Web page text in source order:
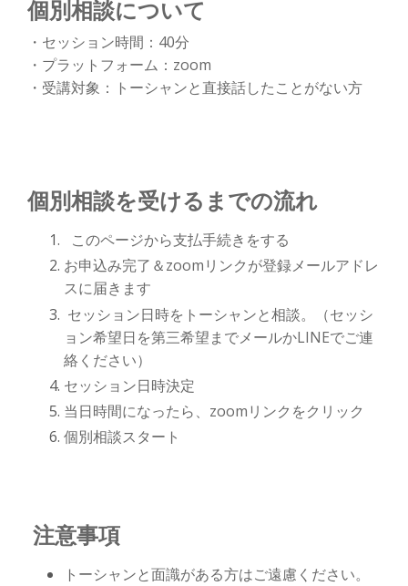
個別相談について
・セッション時間：40分
・プラットフォーム：zoom
・受講対象：トーシャンと直接話したことがない方
個別相談を受けるまでの流れ
このページから支払手続きをする
お申込み完了＆zoomリンクが登録メールアドレ
スに届きます
セッション日時をトーシャンと相談。（セッシ
ョン希望日を第三希望までメールかLINEでご連
絡ください）
セッション日時決定
当日時間になったら、zoomリンクをクリック
個別相談スタート
注意事項
トーシャンと面識がある方はご遠慮ください。